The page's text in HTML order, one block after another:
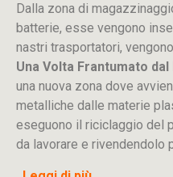
Dalla zona di
batterie, esse vengono
nastri trasportatori,
Una Volta Frantumato dal
una nuova zona dove
metalliche dalle materie
eseguono il riciclaggio del
da lavorare e rivendendolo